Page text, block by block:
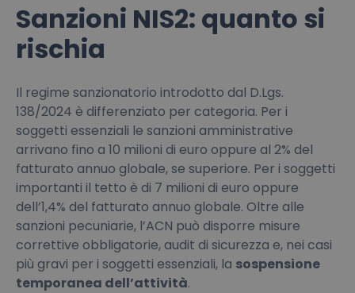
Sanzioni NIS2: quanto si
rischia
Il regime sanzionatorio introdotto dal D.Lgs.
138/2024 è differenziato per categoria. Per i
soggetti essenziali le sanzioni amministrative
arrivano fino a 10 milioni di euro oppure al 2% del
fatturato annuo globale, se superiore. Per i soggetti
importanti il tetto è di 7 milioni di euro oppure
dell’1,4% del fatturato annuo globale. Oltre alle
sanzioni pecuniarie, l’ACN può disporre misure
correttive obbligatorie, audit di sicurezza e, nei casi
più gravi per i soggetti essenziali, la sospensione
temporanea dell’attività.